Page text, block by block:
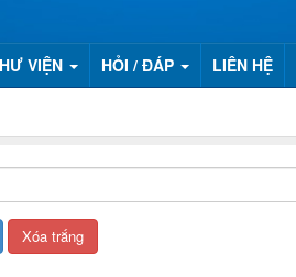
VIỆN HỎI / ĐÁP LIÊN HỆ